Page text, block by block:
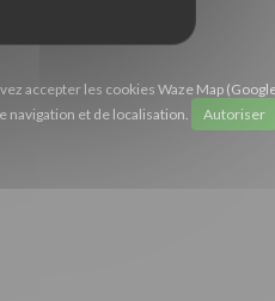
accepter les cookies Waze Map
et de localisation.
Autoriser